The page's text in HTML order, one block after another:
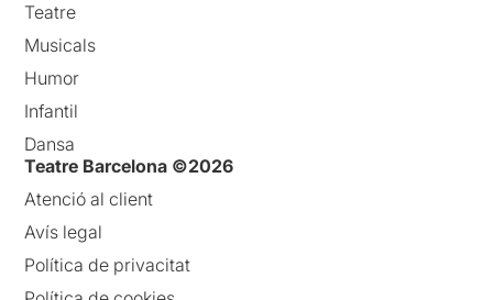
Teatre
Musicals
Humor
Infantil
Dansa
Teatre Barcelona ©2026
Atenció al client
Avís legal
Política de privacitat